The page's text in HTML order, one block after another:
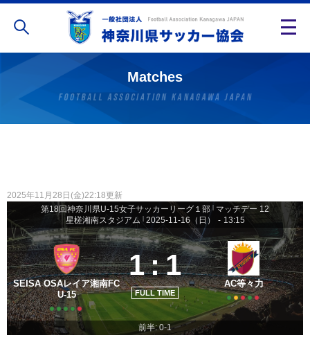
Matches
2025年11月28日(金)22:18更新
第18回神奈川県U-15女子サッカーリーグ１部
マッチデー 12
星槎湘南スタジアム
2025-11-16（日） - 13:15
SEISA OSAレイア湘南FC
U-15
1:1
FULL TIME
AC等々力
前半: 0-1